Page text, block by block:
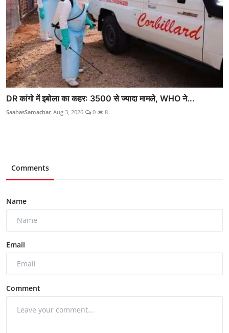
DR कांगो में इबोला का कहर: 3500 से ज्यादा मामले, WHO ने...
SaahasSamachar Aug 3, 2026 0 8
Comments
Name
Email
Comment